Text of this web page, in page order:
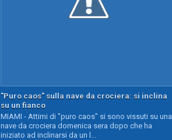
"Puro caos" sulla nave da crociera: si inclina
su un fianco
MIAMI - Attimi di "puro caos" si sono vissuti su una
nave da crociera domenica sera dopo che ha
iniziato ad inclinarsi da un l...